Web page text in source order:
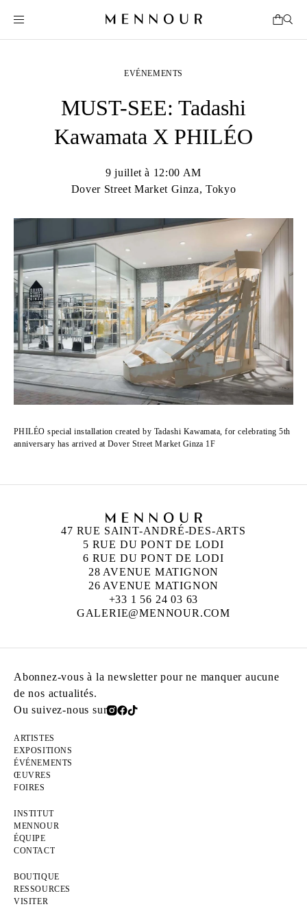
EVÉNEMENTS
MUST-SEE: Tadashi
Kawamata X PHILÉO
9 juillet à 12:00 AM
Dover Street Market Ginza, Tokyo
PHILÉO special installation created by Tadashi Kawamata, for celebrating 5th
anniversary has arrived at Dover Street Market Ginza 1F
47 RUE SAINT-ANDRÉ-DES-ARTS
5 RUE DU PONT DE LODI
6 RUE DU PONT DE LODI
28 AVENUE MATIGNON
26 AVENUE MATIGNON
+33 1 56 24 03 63
GALERIE@MENNOUR.COM
Abonnez-vous à la newsletter pour ne manquer aucune
de nos actualités.
Ou suivez-nous sur
ARTISTES
EXPOSITIONS
ÉVÉNEMENTS
ŒUVRES
FOIRES
INSTITUT
MENNOUR
ÉQUIPE
CONTACT
BOUTIQUE
RESSOURCES
VISITER